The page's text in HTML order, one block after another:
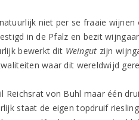
niet per se fraaie
in de Pfalz en bezit
bewerkt dit Weingut zijn
waar dit wereldwijd
Reichsrat von Buhl maar één
staat de eigen topdruif